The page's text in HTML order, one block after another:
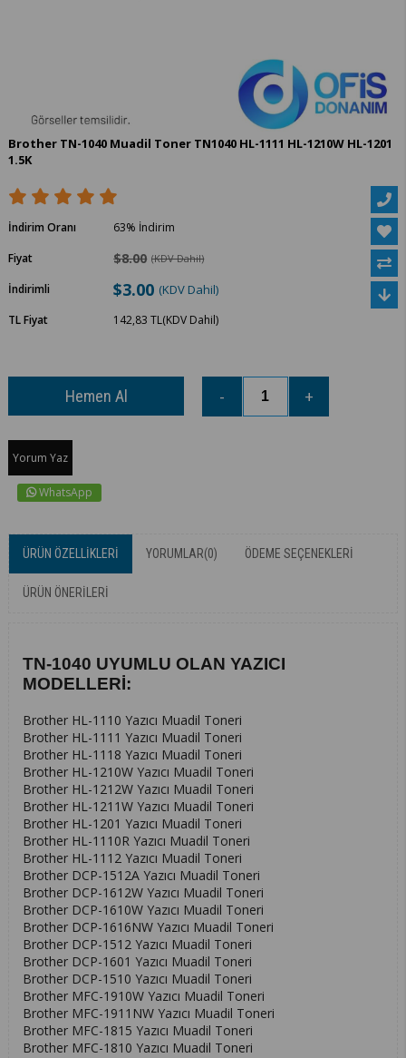
Brother TN-1040 Muadil Toner TN1040 HL-1111 HL-1210W HL-1201
1.5K
İndirim Oranı %
63
İndirim
Fiyat
$8.00 (KDV Dahil)
İndirimli $3.00 (KDV Dahil)
TL Fiyat 142,83 TL(KDV Dahil)
Yorum Yaz
WhatsApp
ÜRÜN ÖZELLIKLERI YORUMLAR(0) ÖDEME SEÇENEKLERI
ÜRÜN ÖNERILERI
TN-1040 UYUMLU OLAN YAZICI
MODELLERİ:
Brother HL-1110 Yazıcı Muadil Toneri
Brother HL-1111 Yazıcı Muadil Toneri
Brother HL-1118 Yazıcı Muadil Toneri
Brother HL-1210W Yazıcı Muadil Toneri
Brother HL-1212W Yazıcı Muadil Toneri
Brother HL-1211W Yazıcı Muadil Toneri
Brother HL-1201 Yazıcı Muadil Toneri
Brother HL-1110R Yazıcı Muadil Toneri
Brother HL-1112 Yazıcı Muadil Toneri
Brother DCP-1512A Yazıcı Muadil Toneri
Brother DCP-1612W Yazıcı Muadil Toneri
Brother DCP-1610W Yazıcı Muadil Toneri
Brother DCP-1616NW Yazıcı Muadil Toneri
Brother DCP-1512 Yazıcı Muadil Toneri
Brother DCP-1601 Yazıcı Muadil Toneri
Brother DCP-1510 Yazıcı Muadil Toneri
Brother MFC-1910W Yazıcı Muadil Toneri
Brother MFC-1911NW Yazıcı Muadil Toneri
Brother MFC-1815 Yazıcı Muadil Toneri
Brother MFC-1810 Yazıcı Muadil Toneri